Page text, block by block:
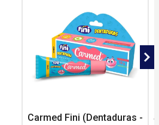
Carmed Fini (Dentaduras -